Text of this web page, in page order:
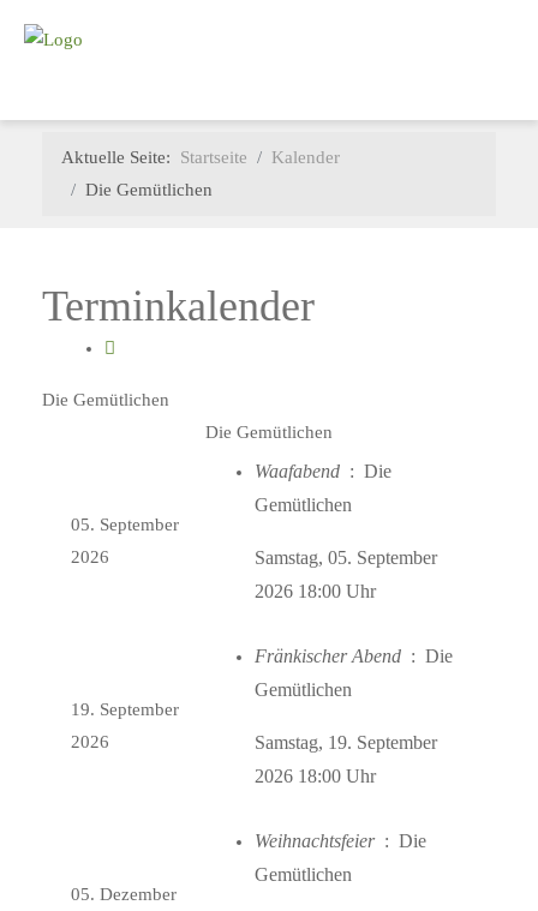
Aktuelle Seite: Startseite
Kalender
Die Gemütlichen
Terminkalender
Die Gemütlichen
Die Gemütlichen
05. September
2026
Waafabend : Die
Gemütlichen
Samstag, 05. September
2026 18:00 Uhr
19. September
2026
Fränkischer Abend : Die
Gemütlichen
Samstag, 19. September
2026 18:00 Uhr
05. Dezember
Weihnachtsfeier: Die
Gemütlichen